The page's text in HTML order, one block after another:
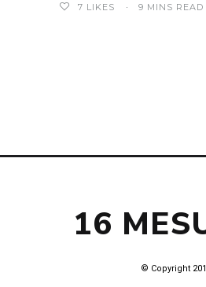
7 LIKES 9 MINS READ
© Copyright
16